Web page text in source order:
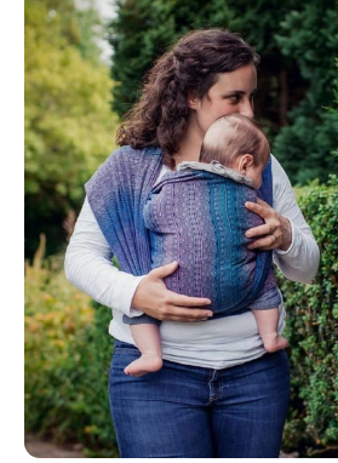
coloranti atossici, assolutamente
nocive. Morbida e un po' soffice
Prima. Ha una consistenza
ideale per tenere i nodi saldamente
si porti un neonato che un
portare bambini di tutte le età e
tutte le corporature. Ideale per stare
o le lunghe passeggiate con la